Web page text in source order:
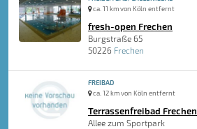
ca. 11 km von Köln entfernt
fresh-open Frechen
Burgstraße 65
50226 Frechen
FREIBAD
ca. 12 km von Köln entfernt
Terrassenfreibad Frechen
Allee zum Sportpark